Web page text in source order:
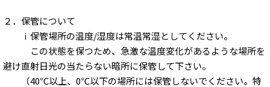
２．保管について
ⅰ保管場所の温度/湿度は常温常湿としてください。
この状態を保つため、急激な温度変化があるような場所を
避け直射日光の当たらない暗所に保管して下さい。
（40℃以上、0℃以下の場所には保管しないでください。特